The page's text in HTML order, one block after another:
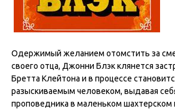
Одержимый желанием отомстить за
своего отца, Джонни Блэк клянется
Бретта Клейтона и в процессе
разыскиваемым человеком, выдавая
проповедника в маленьком шахтерском